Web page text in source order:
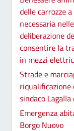
delle carrozze
necessaria
deliberazione
consentire la
in mezzi
Strade e
riqualificazione
sindaco Lagalla
Emergenza
Borgo Nuovo